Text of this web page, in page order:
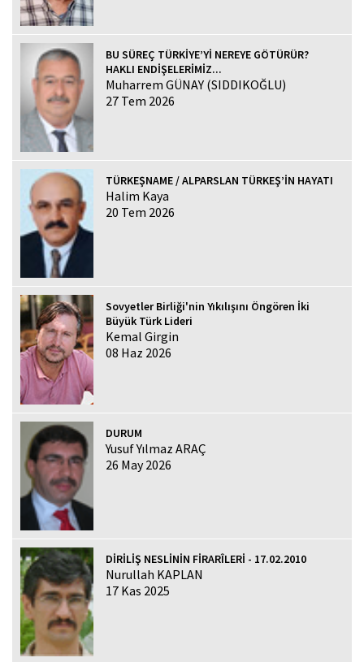
BU SÜREÇ TÜRKİYE’Yİ NEREYE GÖTÜRÜR?
HAKLI ENDİŞELERİMİZ...
Muharrem GÜNAY (SIDDIKOĞLU)
27 Tem 2026
TÜRKEŞNAME / ALPARSLAN TÜRKEŞ’İN HAYATI
Halim Kaya
20 Tem 2026
Sovyetler Birliği'nin Yıkılışını Öngören İki
Büyük Türk Lideri
Kemal Girgin
08 Haz 2026
DURUM
Yusuf Yılmaz ARAÇ
26 May 2026
DİRİLİŞ NESLİNİN FİRARÎLERİ - 17.02.2010
Nurullah KAPLAN
17 Kas 2025